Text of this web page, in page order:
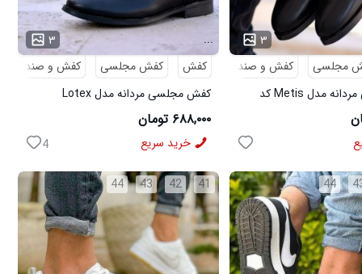
۳
مجلسی
کفش و صندل
کفش مجلسی مردانه مدل Metis کد
۳
...
کفش
کفش مجلسی
کفش و صندل
کفش مجلسی مردانه مدل Lotex
کد6330
۶۸۸,۰۰۰ تومان
خرید سریع 4
44
41
42
43
44